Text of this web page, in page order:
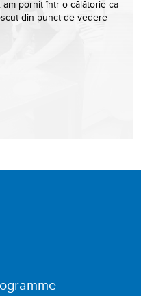
pornit într-o călătorie ca
din punct de vedere